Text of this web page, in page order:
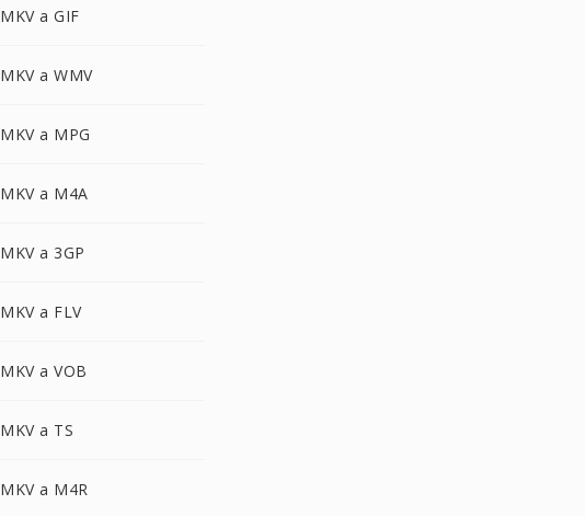
MKV a GIF
MKV a WMV
MKV a MPG
MKV a M4A
MKV a 3GP
MKV a FLV
MKV a VOB
MKV a TS
MKV a M4R